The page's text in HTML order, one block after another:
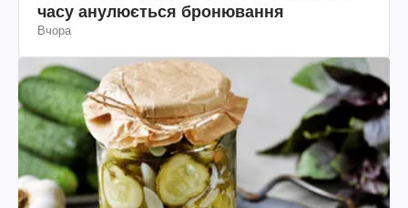
часу анулюється бронювання
Вчора